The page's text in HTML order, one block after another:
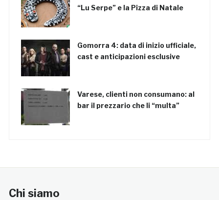
“Lu Serpe” e la Pizza di Natale
Gomorra 4: data di inizio ufficiale,
cast e anticipazioni esclusive
Varese, clienti non consumano: al
bar il prezzario che li “multa”
Chi siamo